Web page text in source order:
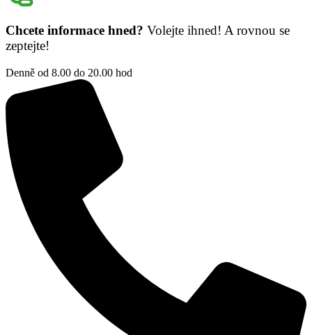
Chcete informace hned? Volejte ihned! A rovnou se
zeptejte!
Denně od 8.00 do 20.00 hod